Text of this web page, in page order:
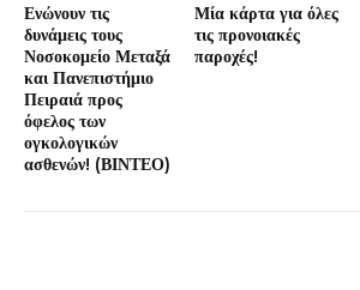
Ενώνουν τις
δυνάμεις τους
Νοσοκομείο Μεταξά
και Πανεπιστήμιο
Πειραιά προς
όφελος των
ογκολογικών
ασθενών! (ΒΙΝΤΕΟ)
Μία κάρτα για όλες
τις προνοιακές
παροχές!